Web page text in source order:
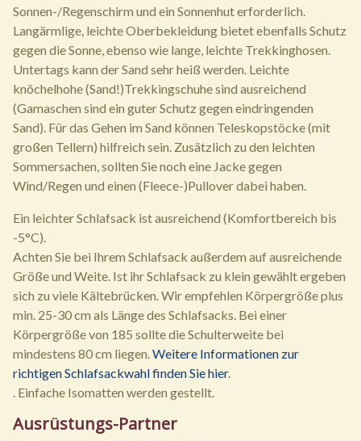
Sonnen-/Regenschirm und ein Sonnenhut erforderlich.
Langärmlige, leichte Oberbekleidung bietet ebenfalls Schutz
gegen die Sonne, ebenso wie lange, leichte Trekkinghosen.
Untertags kann der Sand sehr heiß werden. Leichte
knöchelhohe (Sand!)Trekkingschuhe sind ausreichend
(Gamaschen sind ein guter Schutz gegen eindringenden
Sand). Für das Gehen im Sand können Teleskopstöcke (mit
großen Tellern) hilfreich sein. Zusätzlich zu den leichten
Sommersachen, sollten Sie noch eine Jacke gegen
Wind/Regen und einen (Fleece-)Pullover dabei haben.
Ein leichter Schlafsack ist ausreichend (Komfortbereich bis
-5°C).
Achten Sie bei Ihrem Schlafsack außerdem auf ausreichende
Größe und Weite. Ist ihr Schlafsack zu klein gewählt ergeben
sich zu viele Kältebrücken. Wir empfehlen Körpergröße plus
min. 25-30 cm als Länge des Schlafsacks. Bei einer
Körpergröße von 185 sollte die Schulterweite bei
mindestens 80 cm liegen.Weitere Informationen zur
richtigen Schlafsackwahl finden Sie hier.
. Einfache Isomatten werden gestellt.
Ausrüstungs-Partner